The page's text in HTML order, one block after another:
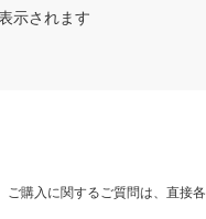
示されます
購入に関するご質問は、直接